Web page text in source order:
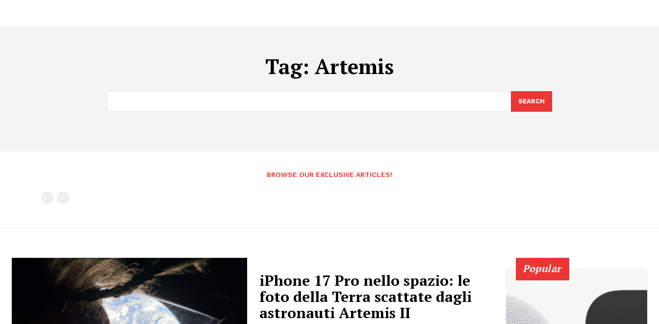
Tag: Artemis
SEARCH
BROWSE OUR EXCLUSIVE ARTICLES!
iPhone 17 Pro nello spazio: le
foto della Terra scattate dagli
astronauti Artemis II
Popular